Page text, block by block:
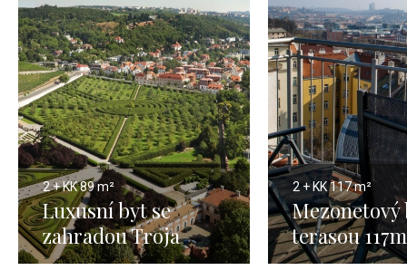
2 + KK89 m²
Luxusní byt se
zahradou Troja
2 + KK117 m²
Mezonetový
terasou 117m